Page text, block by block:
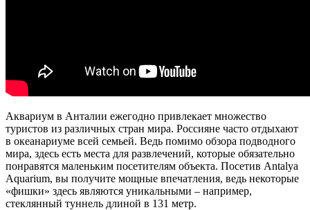
Аквариум в Анталии ежегодно привлекает множество
туристов из различных стран мира. Россияне часто отдыхают
в океанариуме всей семьей. Ведь помимо обзора подводного
мира, здесь есть места для развлечений, которые обязательно
понравятся маленьким посетителям объекта. Посетив Antalya
Aquarium, вы получите мощные впечатления, ведь некоторые
«фишки» здесь являются уникальными – например,
стеклянный туннель длиной в 131 метр.